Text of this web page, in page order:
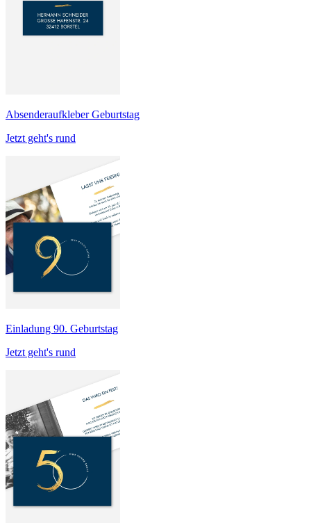
Absenderaufkleber Geburtstag
Jetzt geht's rund
Einladung 90. Geburtstag
Jetzt geht's rund